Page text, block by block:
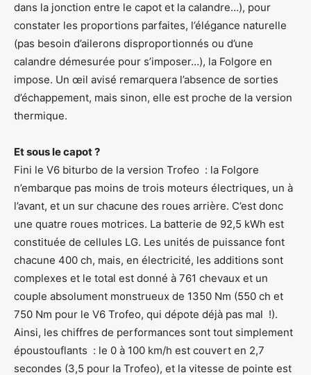
dans la jonction entre le capot et la calandre…), pour
constater les proportions parfaites, l’élégance naturelle
(pas besoin d’ailerons disproportionnés ou d’une
calandre démesurée pour s’imposer…), la Folgore en
impose. Un œil avisé remarquera l’absence de sorties
d’échappement, mais sinon, elle est proche de la version
thermique.
Et sous le capot ?
Fini le V6 biturbo de la version Trofeo : la Folgore
n’embarque pas moins de trois moteurs électriques, un à
l’avant, et un sur chacune des roues arrière. C’est donc
une quatre roues motrices. La batterie de 92,5 kWh est
constituée de cellules LG. Les unités de puissance font
chacune 400 ch, mais, en électricité, les additions sont
complexes et le total est donné à 761 chevaux et un
couple absolument monstrueux de 1350 Nm (550 ch et
750 Nm pour le V6 Trofeo, qui dépote déjà pas mal !).
Ainsi, les chiffres de performances sont tout simplement
époustouflants : le 0 à 100 km/h est couvert en 2,7
secondes (3,5 pour la Trofeo), et la vitesse de pointe est